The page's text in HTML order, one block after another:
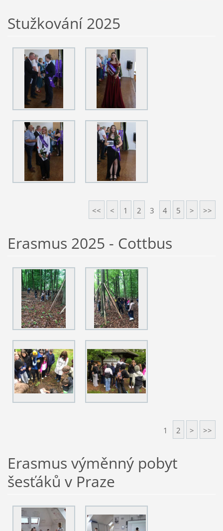
Stužkování 2025
<< < 1 2 3 4 5 > >>
Erasmus 2025 - Cottbus
1 2 > >>
Erasmus výměnný pobyt
šesťáků v Praze